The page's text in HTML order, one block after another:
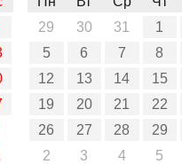
29
30 31 1
5
6 7 8
12
13 14 15
19
20 21 22
26
27 28 29
2
3 4 5